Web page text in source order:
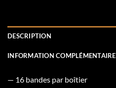
DESCRIPTION
INFORMATION COMPLÉMENTAIRE
— 16 bandes par boîtier